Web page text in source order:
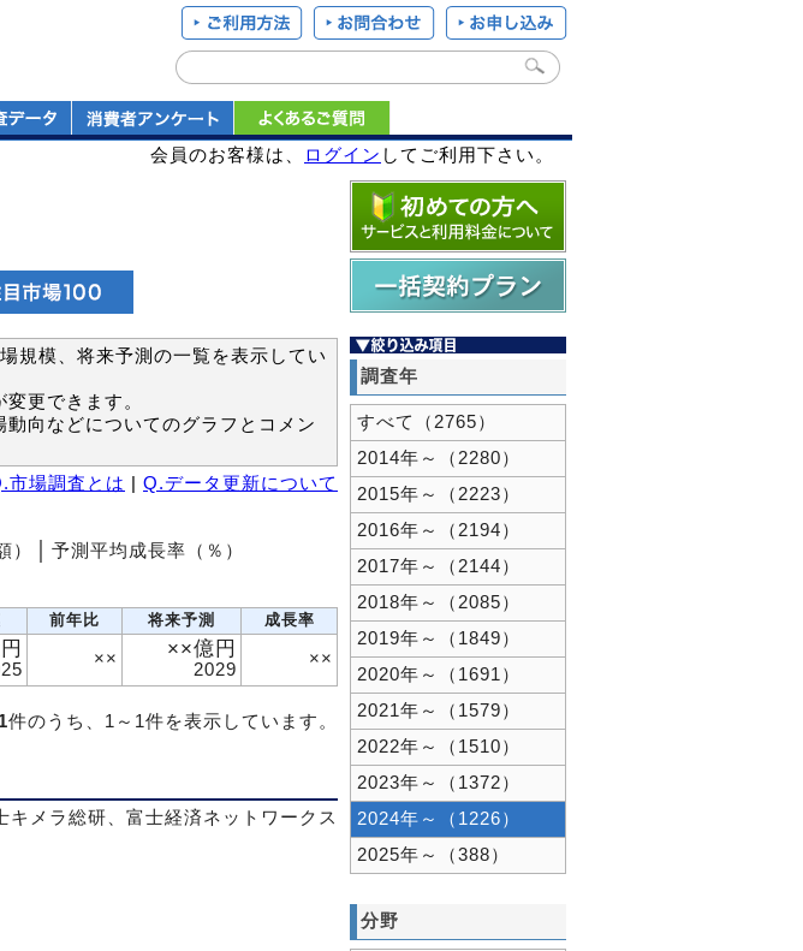
会員のお客様は、 ログイン してご利用下さい。
規模、将来予測の一覧を表示してい
更できます。
向などについてのグラフとコメン
市場調査とは
Q.データ更新について
）
予測平均成長率（％）
前年比 将来予測 成長率
×× ××億円
2029
××
1件のうち、1～1件を表示しています。
キメラ総研、富士経済ネットワークス
調査年
すべて（2765）
2014年～（2280）
2015年～（2223）
2016年～（2194）
2017年～（2144）
2018年～（2085）
2019年～（1849）
2020年～（1691）
2021年～（1579）
2022年～（1510）
2023年～（1372）
2024年～（1226）
2025年～（388）
分野